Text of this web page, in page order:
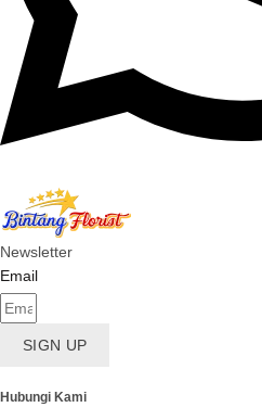
Newsletter
Email
SIGN UP
Hubungi Kami